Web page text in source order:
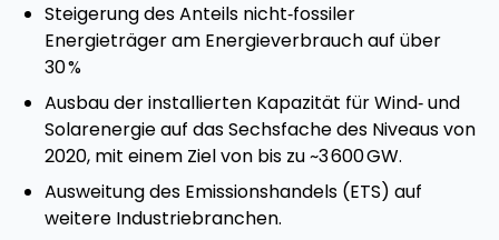
Steigerung des Anteils nicht‑fossiler
Energieträger am Energieverbrauch auf über
30 %
Ausbau der installierten Kapazität für Wind‑ und
Solarenergie auf das Sechsfache des Niveaus von
2020, mit einem Ziel von bis zu ~3 600 GW.
Ausweitung des Emissionshandels (ETS) auf
weitere Industriebranchen.